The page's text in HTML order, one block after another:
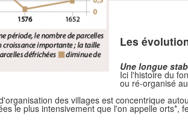
Les
Une longue
Ici l'histoire du
ou ré-organisé
des villages est concentrique
le plus intensivement que l'on appelle